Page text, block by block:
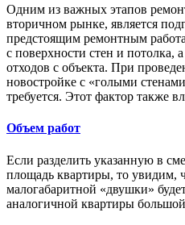
Одним из важных этапов
вторичном рынке, является
предстоящим ремонтным
с поверхности стен и потолка,
отходов с объекта. При
новостройке с «голыми
требуется. Этот фактор также
Объем работ
Если разделить указанную в
площадь квартиры, то увидим,
малогабаритной «двушки»
аналогичной квартиры